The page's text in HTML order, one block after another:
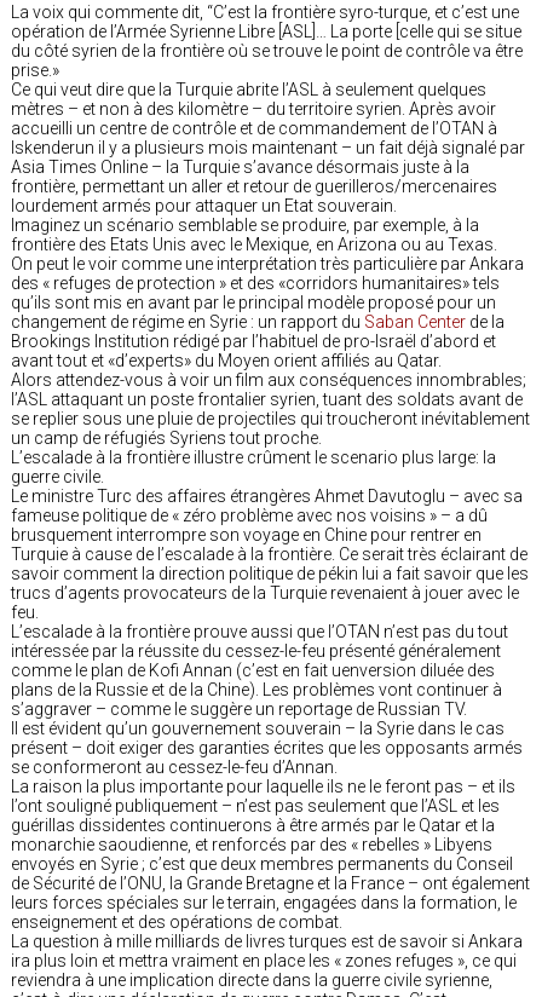
La voix qui commente dit, “C’est la frontière syro-turque, et c’est une
opération de l’Armée Syrienne Libre [ASL]… La porte [celle qui se situe
du côté syrien de la frontière où se trouve le point de contrôle va être
prise.»
Ce qui veut dire que la Turquie abrite l’ASL à seulement quelques
mètres – et non à des kilomètre – du territoire syrien. Après avoir
accueilli un centre de contrôle et de commandement de l’OTAN à
Iskenderun il y a plusieurs mois maintenant – un fait déjà signalé par
Asia Times Online – la Turquie s’avance désormais juste à la
frontière, permettant un aller et retour de guerilleros/mercenaires
lourdement armés pour attaquer un Etat souverain.
Imaginez un scénario semblable se produire, par exemple, à la
frontière des Etats Unis avec le Mexique, en Arizona ou au Texas.
On peut le voir comme une interprétation très particulière par Ankara
des « refuges de protection » et des «corridors humanitaires» tels
qu’ils sont mis en avant par le principal modèle proposé pour un
changement de régime en Syrie : un rapport du Saban Center de la
Brookings Institution rédigé par l’habituel de pro-Israël d’abord et
avant tout et «d’experts» du Moyen orient affiliés au Qatar.
Alors attendez-vous à voir un film aux conséquences innombrables;
l’ASL attaquant un poste frontalier syrien, tuant des soldats avant de
se replier sous une pluie de projectiles qui troucheront inévitablement
un camp de réfugiés Syriens tout proche.
L’escalade à la frontière illustre crûment le scenario plus large: la
guerre civile.
Le ministre Turc des affaires étrangères Ahmet Davutoglu – avec sa
fameuse politique de « zéro problème avec nos voisins » – a dû
brusquement interrompre son voyage en Chine pour rentrer en
Turquie à cause de l’escalade à la frontière. Ce serait très éclairant de
savoir comment la direction politique de pékin lui a fait savoir que les
trucs d’agents provocateurs de la Turquie revenaient à jouer avec le
feu.
L’escalade à la frontière prouve aussi que l’OTAN n’est pas du tout
intéressée par la réussite du cessez-le-feu présenté généralement
comme le plan de Kofi Annan (c’est en fait uenversion diluée des
plans de la Russie et de la Chine). Les problèmes vont continuer à
s’aggraver – comme le suggère un reportage de Russian TV.
Il est évident qu’un gouvernement souverain – la Syrie dans le cas
présent – doit exiger des garanties écrites que les opposants armés
se conformeront au cessez-le-feu d’Annan.
La raison la plus importante pour laquelle ils ne le feront pas – et ils
l’ont souligné publiquement – n’est pas seulement que l’ASL et les
guérillas dissidentes continuerons à être armés par le Qatar et la
monarchie saoudienne, et renforcés par des « rebelles » Libyens
envoyés en Syrie ; c’est que deux membres permanents du Conseil
de Sécurité de l’ONU, la Grande Bretagne et la France – ont également
leurs forces spéciales sur le terrain, engagées dans la formation, le
enseignement et des opérations de combat.
La question à mille milliards de livres turques est de savoir si Ankara
ira plus loin et mettra vraiment en place les « zones refuges », ce qui
reviendra à une implication directe dans la guerre civile syrienne,